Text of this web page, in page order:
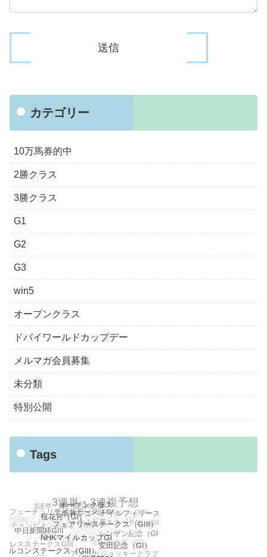
カテゴリー
10万馬券的中
2勝クラス
3勝クラス
G1
G2
G3
win5
オープンクラス
ドバイワールドカップデー
メルマガ会員募集
未分類
特別公開
Tags